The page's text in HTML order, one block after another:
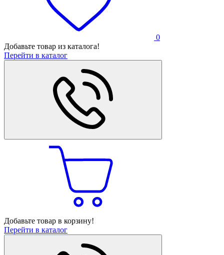
0
Добавьте товар из каталога!
Перейти в каталог
Добавьте товар в корзину!
Перейти в каталог